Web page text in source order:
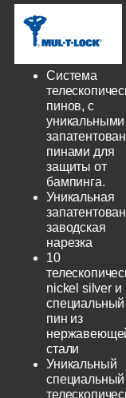
Система
пинов, с
уникальными
пинами для
защиты от
бампинга.
Уникальная
заводская
нарезка
10
nickel silver и
специальный
пин из
стали
Уникальный
специальный